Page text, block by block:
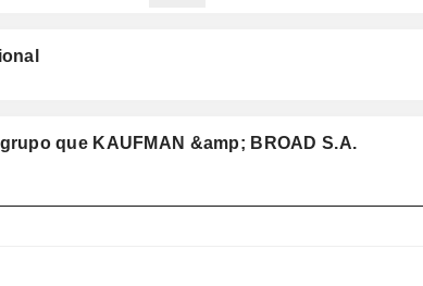
que KAUFMAN &amp; BROAD S.A.